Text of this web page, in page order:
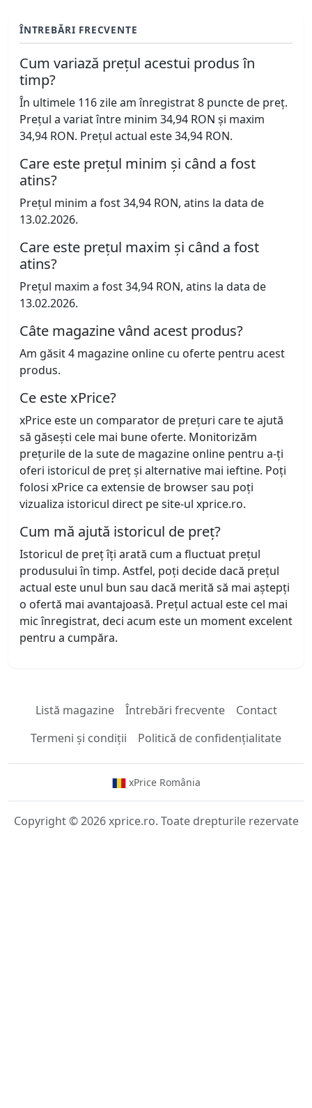
ÎNTREBĂRI FRECVENTE
Cum variază prețul acestui produs în
timp?
În ultimele 116 zile am înregistrat 8 puncte de preț.
Prețul a variat între minim 34,94 RON și maxim
34,94 RON. Prețul actual este 34,94 RON.
Care este prețul minim și când a fost
atins?
Prețul minim a fost 34,94 RON, atins la data de
13.02.2026.
Care este prețul maxim și când a fost
atins?
Prețul maxim a fost 34,94 RON, atins la data de
13.02.2026.
Câte magazine vând acest produs?
Am găsit 4 magazine online cu oferte pentru acest
produs.
Ce este xPrice?
xPrice este un comparator de prețuri care te ajută
să găsești cele mai bune oferte. Monitorizăm
prețurile de la sute de magazine online pentru a-ți
oferi istoricul de preț și alternative mai ieftine. Poți
folosi xPrice ca extensie de browser sau poți
vizualiza istoricul direct pe site-ul xprice.ro.
Cum mă ajută istoricul de preț?
Istoricul de preț îți arată cum a fluctuat prețul
produsului în timp. Astfel, poți decide dacă prețul
actual este unul bun sau dacă merită să mai aștepți
o ofertă mai avantajoasă. Prețul actual este cel mai
mic înregistrat, deci acum este un moment excelent
pentru a cumpăra.
Listă magazine Întrebări frecvente
Contact
Termeni și condiții
Politică de confidențialitate
xPrice România
Copyright © 2026 xprice.ro. Toate drepturile rezervate